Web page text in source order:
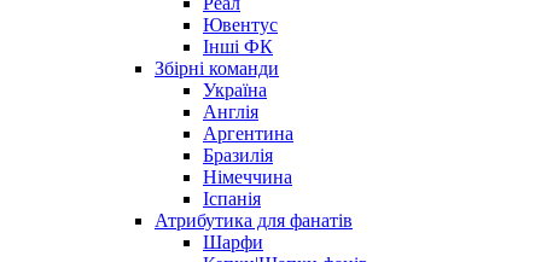
Ювентус
Інші ФК
Збірні команди
Україна
Англія
Аргентина
Бразилія
Німеччина
Іспанія
Атрибутика для фанатів
Шарфи